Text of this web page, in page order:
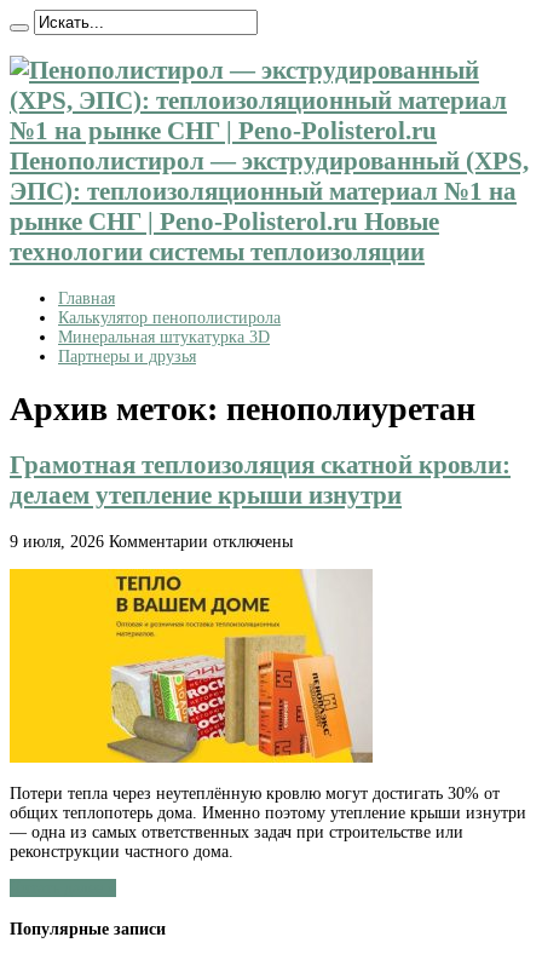
Пенополистирол — экструдированный (XPS,
ЭПС): теплоизоляционный материал №1 на
рынке СНГ | Peno-Polisterol.ru Новые
технологии системы теплоизоляции
Главная
Калькулятор пенополистирола
Минеральная штукатурка 3D
Партнеры и друзья
Архив меток: пенополиуретан
Грамотная теплоизоляция скатной кровли:
делаем утепление крыши изнутри
9 июля, 2026 Комментарии к
теплоизоляция
скатной
кровли:
делаем
утепление
крыши
изнутри
отключены
Потери тепла через неутеплённую кровлю могут достигать 30% от
общих теплопотерь дома. Именно поэтому утепление крыши изнутри
— одна из самых ответственных задач при строительстве или
реконструкции частного дома.
Популярные записи